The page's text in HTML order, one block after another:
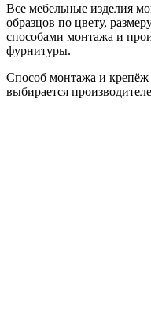
Все мебельные изделия
образцов по цвету,
способами монтажа и
фурнитуры.
Способ монтажа и крепёж
выбирается